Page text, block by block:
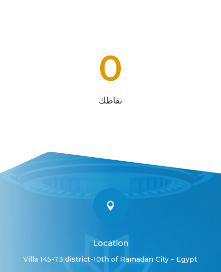
0
نقاطك

Location
Villa 145-73 district-10th of Ramadan City – Egypt